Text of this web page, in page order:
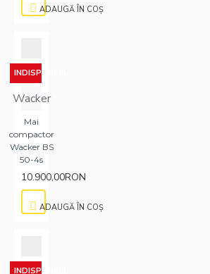
ADAUGĂ ÎN COŞ
INDISPONIBIL
Wacker
Mai
compactor
Wacker BS
50-4s
10.900,00RON
ADAUGĂ ÎN COŞ
INDISPONIBIL